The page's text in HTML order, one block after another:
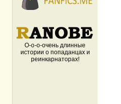
О-о-о-очень длинные
истории о попаданцах и
реинкарнаторах!